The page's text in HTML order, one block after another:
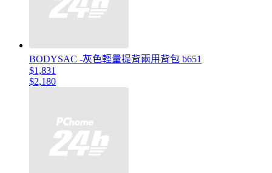
BODYSAC -灰色輕量提背兩用背包 b651
$1,831
$2,180